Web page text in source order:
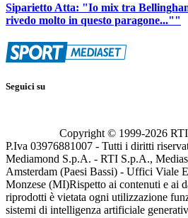
Siparietto Atta: "Io mix tra
rivedo molto in questo paragone...""
Seguici su
Copyright © 1999-2026
P.Iva 03976881007 - Tutti i diritti
Mediamond S.p.A. - RTI S.p.A.,
Amsterdam (Paesi Bassi) - Uffici Viale
Monzese (MI)Rispetto ai contenuti e ai
riprodotti è vietata ogni utilizzazione
sistemi di intelligenza artificiale